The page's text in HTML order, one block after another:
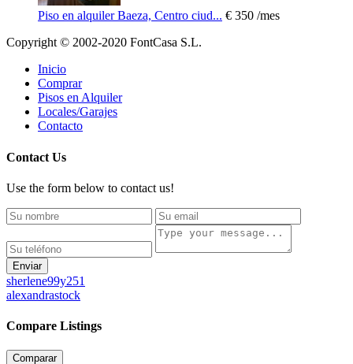
Piso en alquiler Baeza, Centro ciud... € 350 /mes
Copyright © 2002-2020 FontCasa S.L.
Inicio
Comprar
Pisos en Alquiler
Locales/Garajes
Contacto
Contact Us
Use the form below to contact us!
Enviar
sherlene99y251
alexandrastock
Compare Listings
Comparar